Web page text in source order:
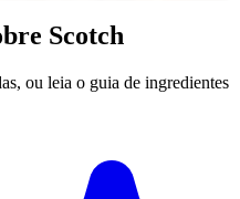
Scotch
ou leia o guia de ingredientes